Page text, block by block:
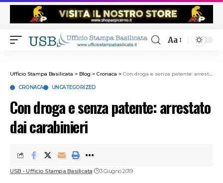
Aa
Ufficio Stampa Basilicata > Blog > Cronaca > Con droga e senza patente: arrestato dai carabinieri
CRONACA UNCATEGORIZED
Con droga e senza patente: arrestato
dai carabinieri
USB - Ufficio Stampa Basilicata 3 Giugno 2019